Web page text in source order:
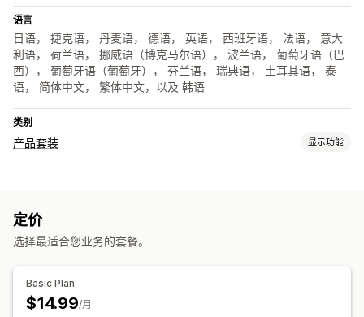
语言
日语， 捷克语， 丹麦语， 德语， 英语， 西班牙语， 法语， 意大
利语， 荷兰语， 挪威语（博克马尔语）， 波兰语， 葡萄牙语（巴
西）， 葡萄牙语（葡萄牙）， 芬兰语， 瑞典语， 土耳其语， 泰
语， 简体中文， 繁体中文，以及 韩语
类别
产品套装 显示功能
定价
选择最适合您业务的套餐。
Basic Plan
$14.99/月